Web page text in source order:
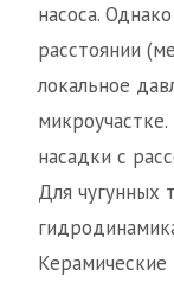
насоса.
расстоянии
локальное
насадки с
Для